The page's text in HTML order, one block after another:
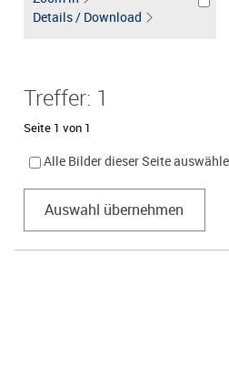
Details / Download
Treffer: 1
Seite 1 von 1
Alle Bilder dieser Seite
Auswahl übernehmen